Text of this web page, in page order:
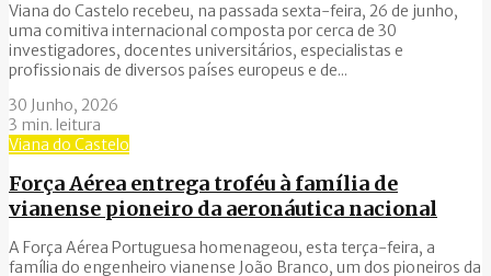
Viana do Castelo recebeu, na passada sexta-feira, 26 de junho,
uma comitiva internacional composta por cerca de 30
investigadores, docentes universitários, especialistas e
profissionais de diversos países europeus e de...
30 Junho, 2026
3 min. leitura
Viana do Castelo
Força Aérea entrega troféu à família de
vianense pioneiro da aeronáutica nacional
A Força Aérea Portuguesa homenageou, esta terça-feira, a
família do engenheiro vianense João Branco, um dos pioneiros da